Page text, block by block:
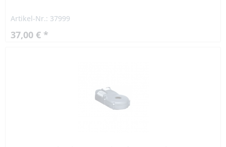
Artikel-Nr.: 37999
37,00 € *